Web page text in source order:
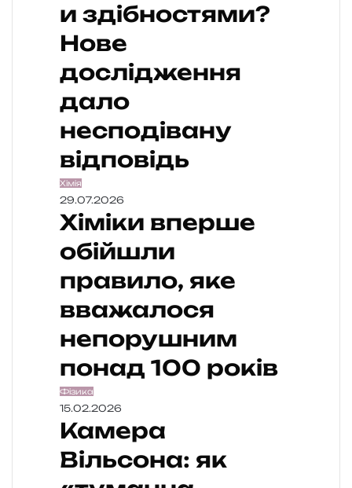
и здібностями?
Нове
дослідження
дало
несподівану
відповідь
Хімія
29.07.2026
Хіміки вперше
обійшли
правило, яке
вважалося
непорушним
понад 100 років
Фізика
15.02.2026
Камера
Вільсона: як